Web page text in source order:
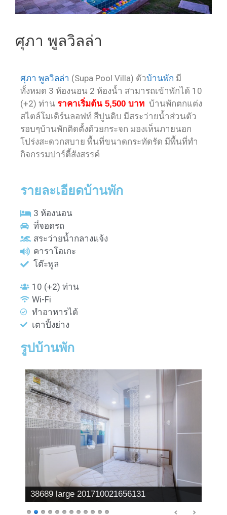
ศุภา พูลวิลล่า
ศุภา พูลวิลล่า (Supa Pool Villa) ตัวบ้านพัก มี
ทั้งหมด 3 ห้องนอน 2 ห้องน้ำ สามารถเข้าพักได้ 10
(+2) ท่าน ราคาเริ่มต้น 5,500 บาท บ้านพักตกแต่ง
สไตล์โมเดิร์นลอฟท์ สีปูนดิบ มีสระว่ายน้ำส่วนตัว
รอบๆบ้านพักติดตั้งด้วยกระจก มองเห็นภายนอก
โปร่งสะดวกสบาย พื้นที่ขนาดกระทัดรัด มีพื้นที่ทำ
กิจกรรมปาร์ตี้สังสรรค์
รายละเอียดบ้านพัก
3 ห้องนอน
ที่จอดรถ
สระว่ายน้ำกลางแจ้ง
คาราโอเกะ
โต๊ะพูล
10 (+2) ท่าน
Wi-Fi
ทำอาหารได้
เตาปิ้งย่าง
รูปบ้านพัก
38689 large 201710021656131